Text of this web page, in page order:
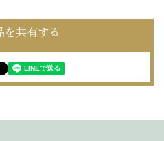
を共有する